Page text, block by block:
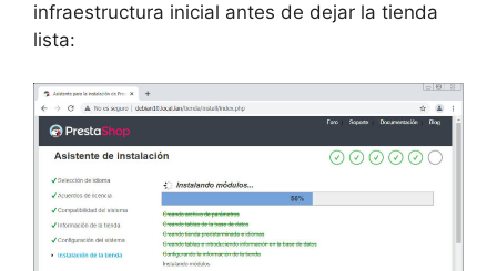
infraestructura inicial antes de dejar la tienda
lista: